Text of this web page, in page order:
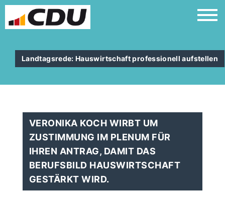
Landtagsrede: Hauswirtschaft professionell aufstellen
VERONIKA KOCH WIRBT UM
ZUSTIMMUNG IM PLENUM FÜR
IHREN ANTRAG, DAMIT DAS
BERUFSBILD HAUSWIRTSCHAFT
GESTÄRKT WIRD.